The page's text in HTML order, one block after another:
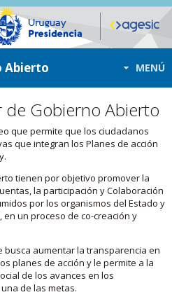
Abierto MENÚ
Gobierno Abierto
que permite que los ciudadanos
que integran los Planes de acción
tienen por objetivo promover la
la participación y Colaboración
por los organismos del Estado y
en un proceso de co-creación y
busca aumentar la transparencia en
planes de acción y le permite a la
de los avances en los
de las metas.